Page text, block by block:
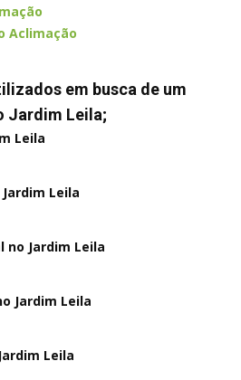
Aclimação
em busca de um
Jardim Leila;
Leila
Leila
no Jardim Leila
Jardim Leila
Leila